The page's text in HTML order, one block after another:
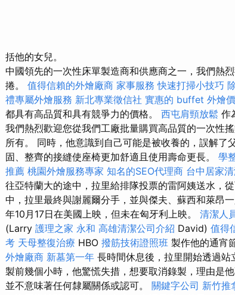
括他的女兒。
中國領先的一次性床單製造商和供應商之一，我們熱
捲。 值得信賴的外燴廠商 家事服務 快速打掃小技巧
禮專屬外燴服務 新北專業徵信社 實惠的 buffet 外燴
都具有高品質和具有競爭力的價格。 西屯肩頸放鬆 作
我們熱烈歡迎您從我們工廠批量購買高品質的一次性
所有。 同時，他意識到自己可能是被收養的，誤解了
固、整齊的接縫使座椅更加舒適且使用壽命更長。 學
推薦 桃園外燴服務專家 知名的SEO代理商 台中居家
往亞特蘭大的途中，拉里給排隊投票的雷阿姨送水，
中，拉里最終與謝麗爾分手，並與傑夫、蘇西和萊昂
年10月17日在美國上映，但未在匈牙利上映。 清潔人
(Larry 護理之家 永和 高雄清潔公司介紹 David) 值得
考 天母整復治療 HBO 撥筋技術證照班 製作他的通宵
外燴廠商 新墓第一年 長時間休息後，拉里開始透過站
製前幾個小時，他驚慌失措，想要取消錄製，理由是
並不意味著任何隸屬關係或認可。 關鍵字公司 新竹推